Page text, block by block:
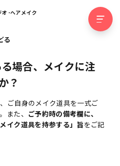
･ヘアメイク
る
場合、メイクに注
？
ご自身のメイク道具を一式ご
また、
ご予約時の備考欄に、
イク道具を持参する」旨をご記